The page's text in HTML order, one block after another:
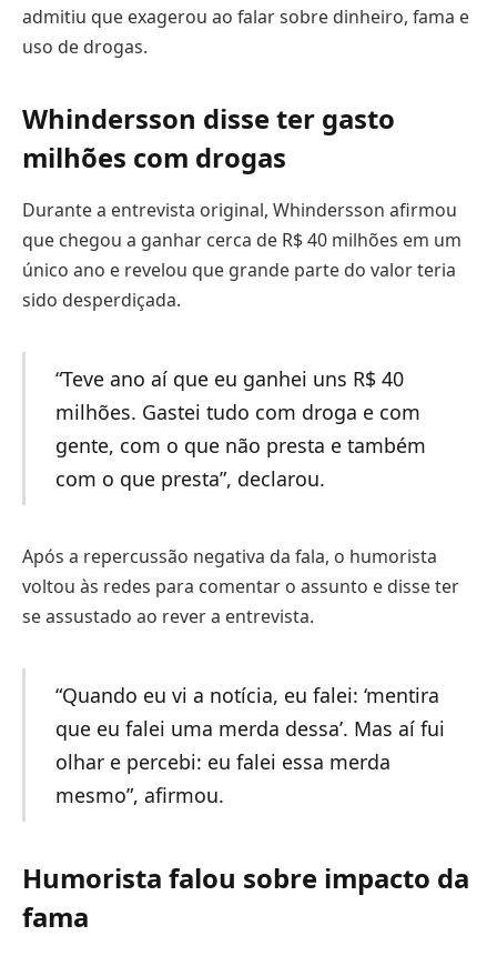
admitiu que exagerou ao falar sobre dinheiro, fama e
uso de drogas.
Whindersson disse ter gasto
milhões com drogas
Durante a entrevista original, Whindersson afirmou
que chegou a ganhar cerca de R$ 40 milhões em um
único ano e revelou que grande parte do valor teria
sido desperdiçada.
“Teve ano aí que eu ganhei uns R$ 40
milhões. Gastei tudo com droga e com
gente, com o que não presta e também
com o que presta”, declarou.
Após a repercussão negativa da fala, o humorista
voltou às redes para comentar o assunto e disse ter
se assustado ao rever a entrevista.
“Quando eu vi a notícia, eu falei: ‘mentira
que eu falei uma merda dessa’. Mas aí fui
olhar e percebi: eu falei essa merda
mesmo”, afirmou.
Humorista falou sobre impacto da
fama